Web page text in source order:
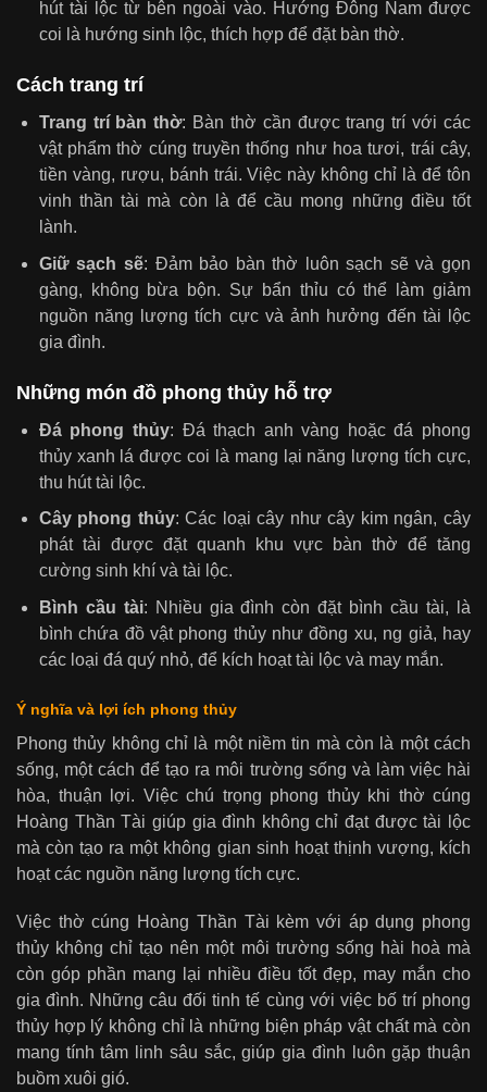
hút tài lộc từ bên ngoài vào. Hướng Đông Nam được
coi là hướng sinh lộc, thích hợp để đặt bàn thờ.
Cách trang trí
Trang trí bàn thờ: Bàn thờ cần được trang trí với các
vật phẩm thờ cúng truyền thống như hoa tươi, trái cây,
tiền vàng, rượu, bánh trái. Việc này không chỉ là để tôn
vinh thần tài mà còn là để cầu mong những điều tốt
lành.
Giữ sạch sẽ: Đảm bảo bàn thờ luôn sạch sẽ và gọn
gàng, không bừa bộn. Sự bẩn thỉu có thể làm giảm
nguồn năng lượng tích cực và ảnh hưởng đến tài lộc
gia đình.
Những món đồ phong thủy hỗ trợ
Đá phong thủy: Đá thạch anh vàng hoặc đá phong
thủy xanh lá được coi là mang lại năng lượng tích cực,
thu hút tài lộc.
Cây phong thủy: Các loại cây như cây kim ngân, cây
phát tài được đặt quanh khu vực bàn thờ để tăng
cường sinh khí và tài lộc.
Bình cầu tài: Nhiều gia đình còn đặt bình cầu tài, là
bình chứa đồ vật phong thủy như đồng xu, ng giả, hay
các loại đá quý nhỏ, để kích hoạt tài lộc và may mắn.
Ý nghĩa và lợi ích phong thủy
Phong thủy không chỉ là một niềm tin mà còn là một cách
sống, một cách để tạo ra môi trường sống và làm việc hài
hòa, thuận lợi. Việc chú trọng phong thủy khi thờ cúng
Hoàng Thần Tài giúp gia đình không chỉ đạt được tài lộc
mà còn tạo ra một không gian sinh hoạt thịnh vượng, kích
hoạt các nguồn năng lượng tích cực.
Việc thờ cúng Hoàng Thần Tài kèm với áp dụng phong
thủy không chỉ tạo nên một môi trường sống hài hoà mà
còn góp phần mang lại nhiều điều tốt đẹp, may mắn cho
gia đình. Những câu đối tinh tế cùng với việc bố trí phong
thủy hợp lý không chỉ là những biện pháp vật chất mà còn
mang tính tâm linh sâu sắc, giúp gia đình luôn gặp thuận
buồm xuôi gió.